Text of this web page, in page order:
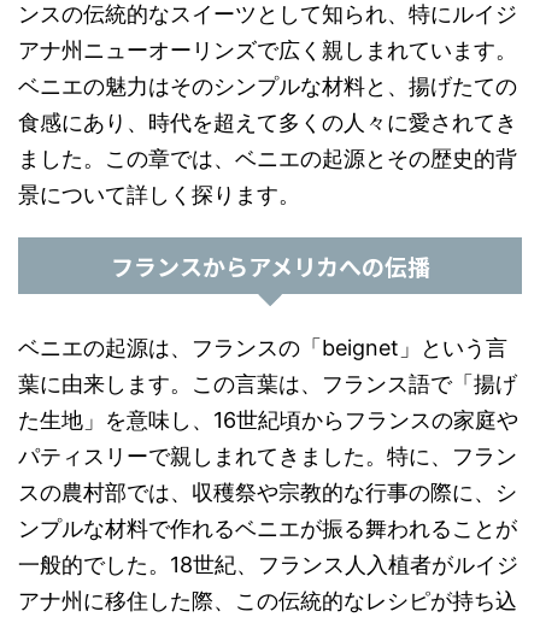
ンスの伝統的なスイーツとして知られ、特にルイジ
アナ州ニューオーリンズで広く親しまれています。
ベニエの魅力はそのシンプルな材料と、揚げたての
食感にあり、時代を超えて多くの人々に愛されてき
ました。この章では、ベニエの起源とその歴史的背
景について詳しく探ります。
フランスからアメリカへの伝播
ベニエの起源は、フランスの「beignet」という言
葉に由来します。この言葉は、フランス語で「揚げ
た生地」を意味し、16世紀頃からフランスの家庭や
パティスリーで親しまれてきました。特に、フラン
スの農村部では、収穫祭や宗教的な行事の際に、シ
ンプルな材料で作れるベニエが振る舞われることが
一般的でした。18世紀、フランス人入植者がルイジ
アナ州に移住した際、この伝統的なレシピが持ち込